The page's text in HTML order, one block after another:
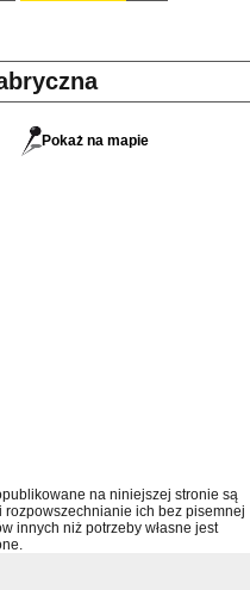
Pokaż na mapie
na niniejszej stronie są
ich bez pisemnej
innych niż potrzeby własne jest